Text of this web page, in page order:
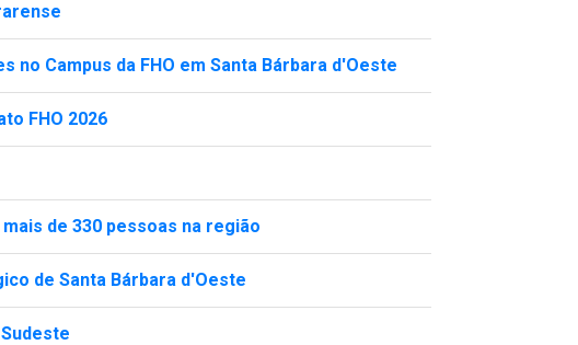
Campus da FHO em Santa Bárbara d'Oeste
FHO 2026
de 330 pessoas na região
de Santa Bárbara d'Oeste